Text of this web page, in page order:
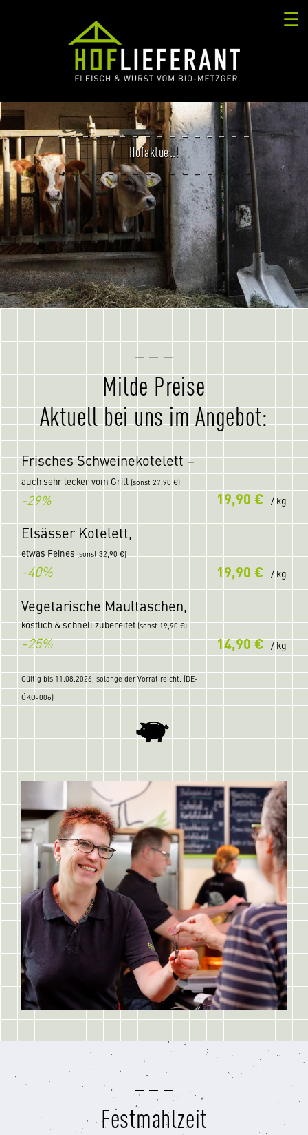
☰
Hofaktuell!
Milde Preise
Aktuell bei uns im Angebot:
Frisches Schweinekotelett –
auch sehr lecker vom Grill (sonst 27,90 €)
-29% 19,90 € / kg
Elsässer Kotelett,
etwas Feines (sonst 32,90 €)
-40% 19,90 € / kg
Vegetarische Maultaschen,
köstlich & schnell zubereitet(sonst 19,90 €)
-25% 14,90 € / kg
Gültig bis 11.08.2026, solange der Vorrat reicht. (DE-
ÖKO-006)
Festmahlzeit